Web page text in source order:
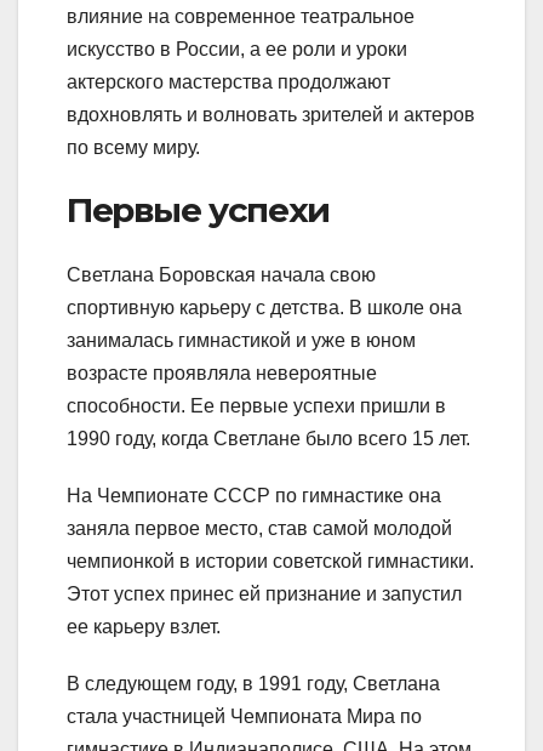
влияние на современное театральное
искусство в России, а ее роли и уроки
актерского мастерства продолжают
вдохновлять и волновать зрителей и актеров
по всему миру.
Первые успехи
Светлана Боровская начала свою
спортивную карьеру с детства. В школе она
занималась гимнастикой и уже в юном
возрасте проявляла невероятные
способности. Ее первые успехи пришли в
1990 году, когда Светлане было всего 15 лет.
На Чемпионате СССР по гимнастике она
заняла первое место, став самой молодой
чемпионкой в истории советской гимнастики.
Этот успех принес ей признание и запустил
ее карьеру взлет.
В следующем году, в 1991 году, Светлана
стала участницей Чемпионата Мира по